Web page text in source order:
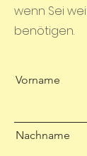
wenn Sei
benötigen.
Vorname
Nachname